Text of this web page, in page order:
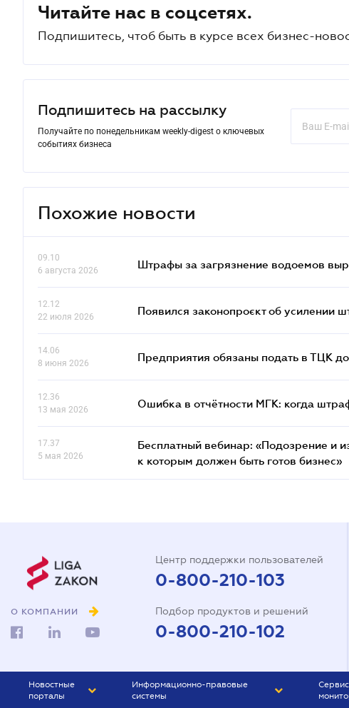
Читайте нас в соцсетях.
Подпишитесь, чтоб быть в курсе всех бизнес-
Подпишитесь на рассылку
Получайте по понедельникам weekly-digest о ключевых
событиях бизнеса
Похожие новости
09.10
6 августа 2026
Штрафы за загрязнение водоемов
12.12
22 июля 2026
Появился законопроєкт об усилении
14.06
8 июня 2026
Предприятия обязаны подать в ТЦК
12.36
13 мая 2026
Ошибка в отчётности МГК: когда
17.37
5 мая 2026
Бесплатный вебинар: «Подозрение и
к которым должен быть готов бизнес»
О КОМПАНИИ
Центр поддержки пользователей
0-800-210-103
Подбор продуктов и решений
0-800-210-102
Новостные
порталы
Информационно-правовые
системы